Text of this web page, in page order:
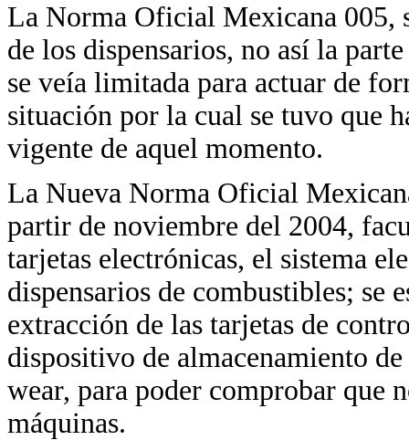
La Norma Oficial Mexicana 005,
de los dispensarios, no así la
se veía limitada para actuar de
situación por la cual se tuvo que
vigente de aquel momento.
La Nueva Norma Oficial
partir de noviembre del 2004,
tarjetas electrónicas, el sistema
dispensarios de combustibles; se
extracción de las tarjetas de
dispositivo de almacenamiento
wear, para poder comprobar que
máquinas.